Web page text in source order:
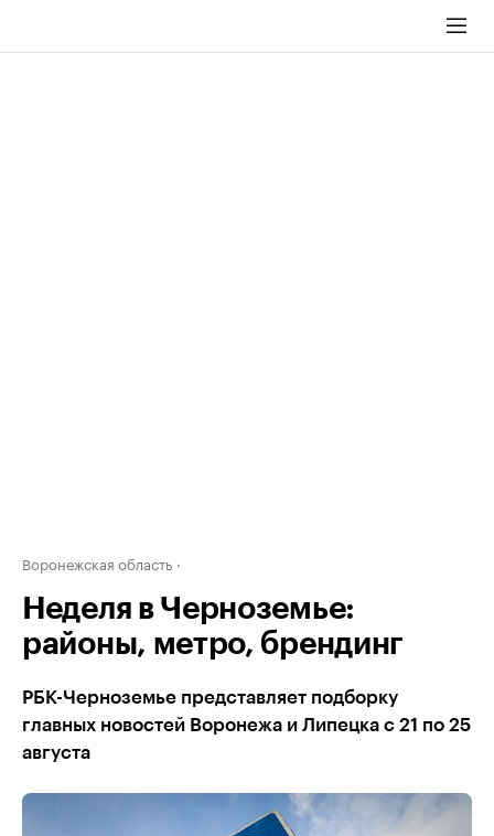
Воронежская область
Неделя в Черноземье:
районы, метро, брендинг
РБК-Черноземье представляет подборку
главных новостей Воронежа и Липецка с 21 по 25
августа